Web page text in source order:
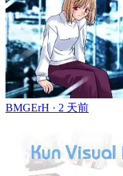
BMGErH · 2 天前